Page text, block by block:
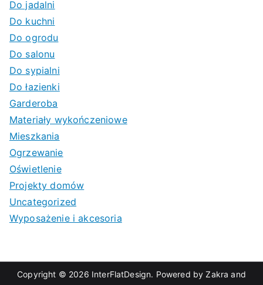
Do jadalni
Do kuchni
Do ogrodu
Do salonu
Do sypialni
Do łazienki
Garderoba
Materiały wykończeniowe
Mieszkania
Ogrzewanie
Oświetlenie
Projekty domów
Uncategorized
Wyposażenie i akcesoria
Copyright © 2026 InterFlatDesign. Powered byZakra and